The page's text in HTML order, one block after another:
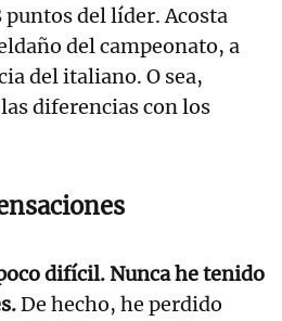
puntos del líder. Acosta
del campeonato, a
del italiano. O sea,
diferencias con los
difícil. Nunca he tenido
De hecho, he perdido